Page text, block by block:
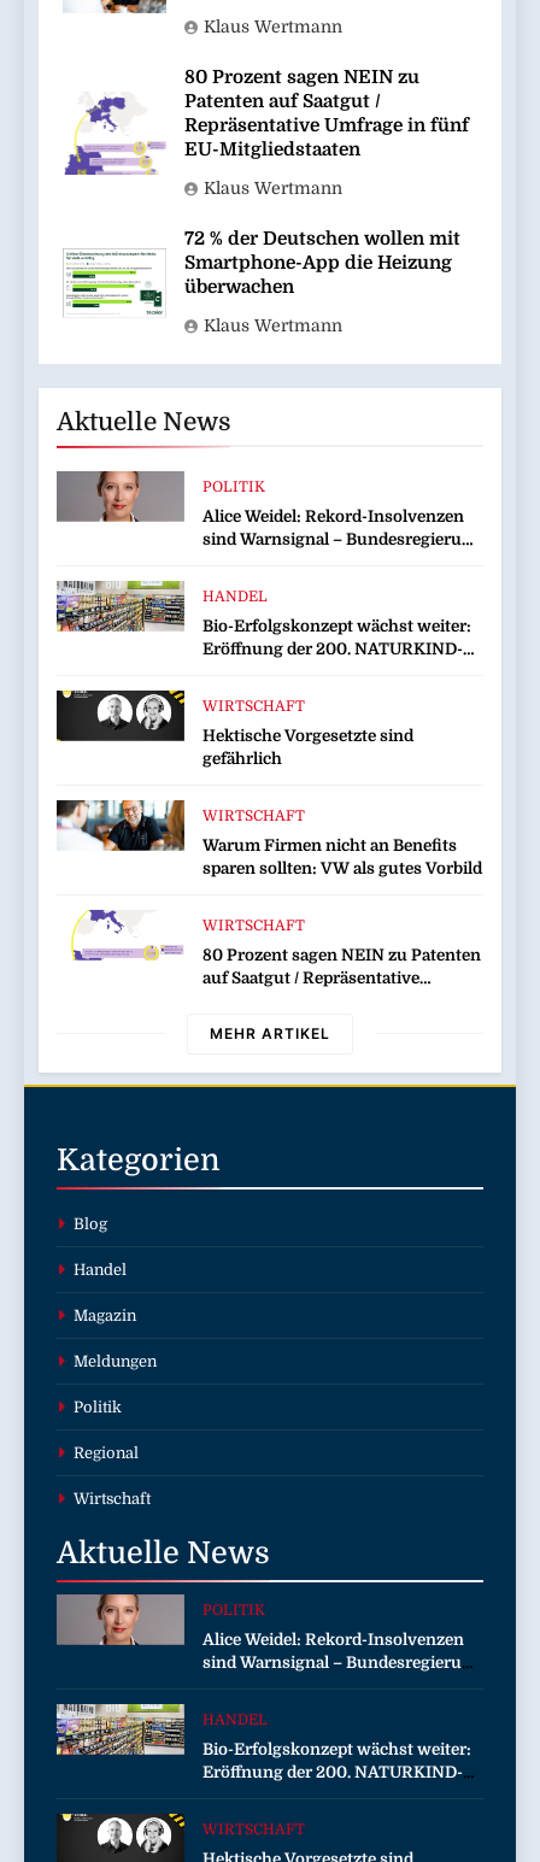
Klaus Wertmann
80 Prozent sagen NEIN zu
Patenten auf Saatgut /
Repräsentative Umfrage in fünf
EU-Mitgliedstaaten
Klaus Wertmann
72 % der Deutschen wollen mit
Smartphone-App die Heizung
überwachen
Klaus Wertmann
Aktuelle News
POLITIK
Alice Weidel: Rekord-Insolvenzen
sind Warnsignal – Bundesregierung
HANDEL
Bio-Erfolgskonzept wächst weiter:
Eröffnung der 200. NATURKIND-
WIRTSCHAFT
Hektische Vorgesetzte sind
gefährlich
WIRTSCHAFT
Warum Firmen nicht an Benefits
sparen sollten: VW als gutes Vorbild
WIRTSCHAFT
80 Prozent sagen NEIN zu Patenten
auf Saatgut / Repräsentative
MEHR ARTIKEL
Kategorien
Blog
Handel
Magazin
Meldungen
Politik
Regional
Wirtschaft
Aktuelle News
POLITIK
Alice Weidel: Rekord-Insolvenzen
sind Warnsignal – Bundesregierung
verschärft die Wirtschaftskrise
HANDEL
Bio-Erfolgskonzept wächst weiter:
Eröffnung der 200. NATURKIND-
Welt bei EDEKA
WIRTSCHAFT